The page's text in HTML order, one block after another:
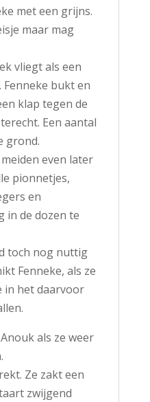
met een grijns.
maar mag
vliegt als een
bukt en
klap tegen de
Een aantal
grond.
even later
pionnetjes,
en
in de dozen te
toch nog nuttig
Fenneke, als ze
in het daarvoor
als ze weer
Ze zakt een
zwijgend